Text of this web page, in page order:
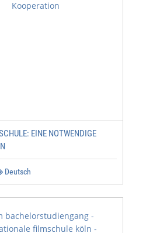
3
3
5
6
20
EINE NOTWENDIGE
Deutsch